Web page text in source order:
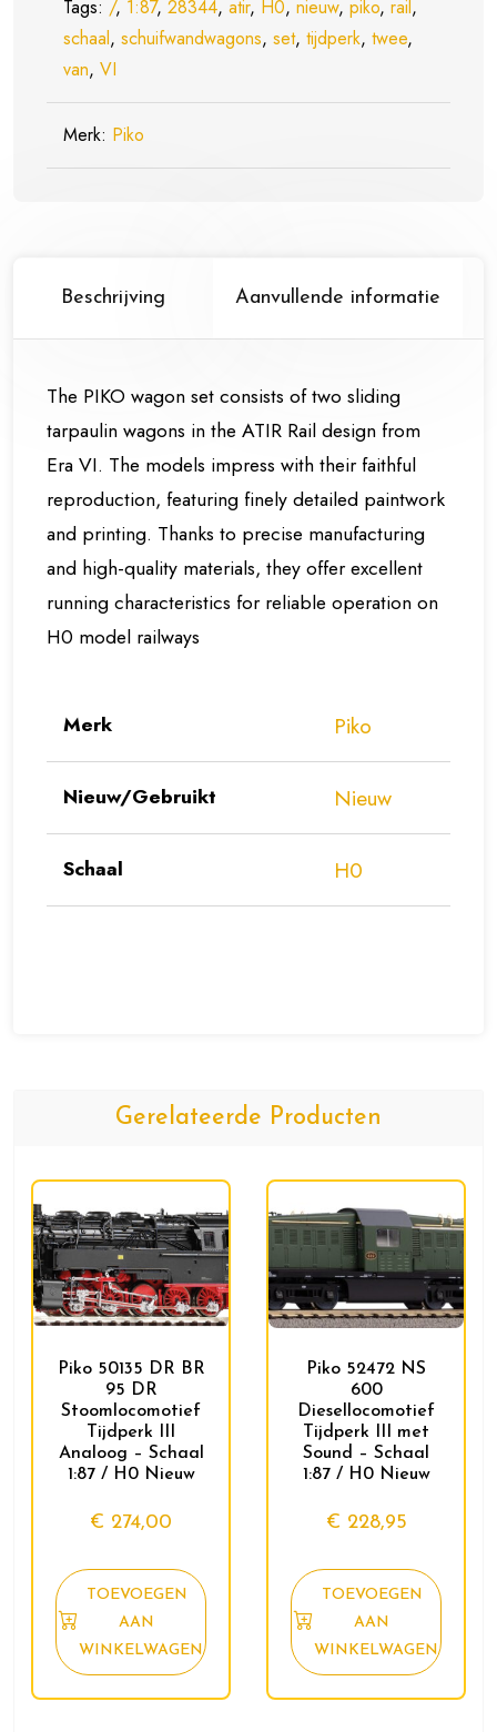
Rail
-
aantal
Tags: /, 1:87, 28344, atir, H0, nieuw, piko, rail,
schaal, schuifwandwagons, set, tijdperk, twee,
van, VI
Merk: Piko
Beschrijving Aanvullende informatie
The PIKO wagon set consists of two sliding
tarpaulin wagons in the ATIR Rail design from
Era VI. The models impress with their faithful
reproduction, featuring finely detailed paintwork
and printing. Thanks to precise manufacturing
and high-quality materials, they offer excellent
running characteristics for reliable operation on
H0 model railways
Merk Piko
Nieuw/Gebruikt Nieuw
Schaal H0
Gerelateerde Producten
Piko 50135 DR BR
95 DR
Stoomlocomotief
Tijdperk III
Analoog – Schaal
1:87 / H0 Nieuw
€ 274,00
TOEVOEGEN
AAN
WINKELWAGEN
Piko 52472 NS
600
Diesellocomotief
Tijdperk III met
Sound – Schaal
1:87 / H0 Nieuw
€ 228,95
TOEVOEGEN
AAN
WINKELWAGEN